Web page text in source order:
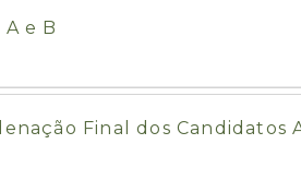
e B
Final dos Candidatos